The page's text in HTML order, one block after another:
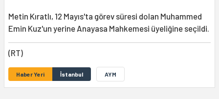
Metin Kıratlı, 12 Mayıs'ta görev süresi dolan Muhammed
Emin Kuz'un yerine Anayasa Mahkemesi üyeliğine seçildi.
(RT)
Haber Yeri İstanbul AYM